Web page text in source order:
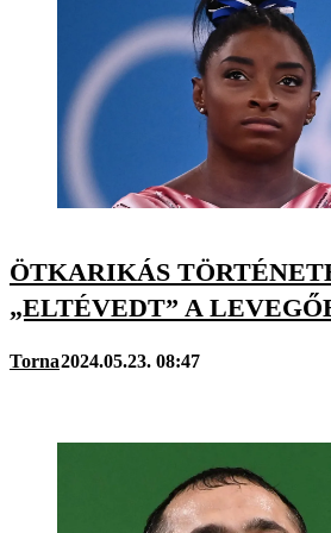
ÖTKARIKÁS
„ELTÉVEDT” A
Torna2024.05.23. 08:47